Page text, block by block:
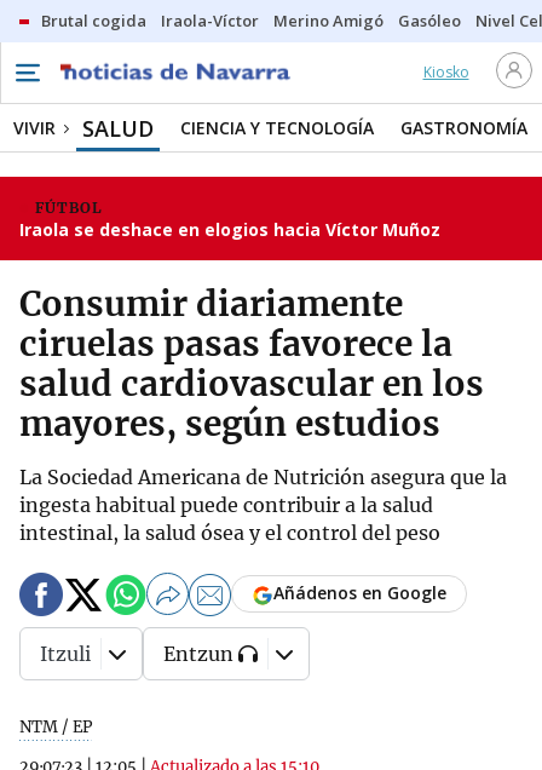
Brutal cogida Iraola-Víctor Merino Amigó Gasóleo Nivel
Kiosko
VIVIR SALUD CIENCIA Y TECNOLOGÍA GASTRONOMÍA
FÚTBOL
Iraola se deshace en elogios hacia Víctor Muñoz
Consumir diariamente
ciruelas pasas favorece la
salud cardiovascular en los
mayores, según estudios
La Sociedad Americana de Nutrición asegura que la
ingesta habitual puede contribuir a la salud
intestinal, la salud ósea y el control del peso
NTM / EP
Añádenos en Google
Itzuli Entzun